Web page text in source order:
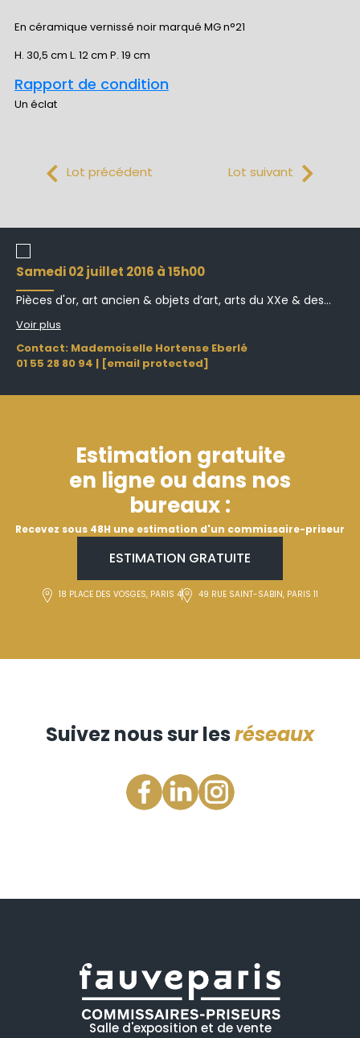
En céramique vernissé noir marqué MG n°21
H. 30,5 cm L. 12 cm P. 19 cm
Rapport de condition
Un éclat
Lot précédent Lot suivant
samedi 02 juillet 2016 à 15h00
Pièces d'or, art ancien & objets d’art, arts du XXe & des...
Voir plus
Contact: Mademoiselle Hortense Eberlé
01 55 28 80 94 | [email protected]
Estimation gratuite
en ligne ou dans nos
bureaux :
Recevez sous 48H une estimation d'un commissaire-priseur
ESTIMATION GRATUITE
18 PLACE DES VOSGES, PARIS 4 49 RUE SAINT-SABIN, PARIS 11
Suivez nous sur lesréseaux
Salle d'exposition et de vente